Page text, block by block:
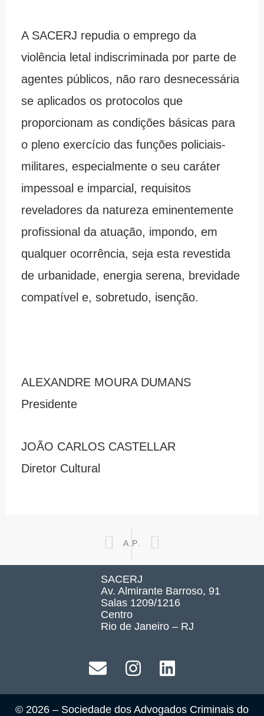
A SACERJ repudia o emprego da
violência letal indiscriminada por parte de
agentes públicos, não raro desnecessária
se aplicados os protocolos que
proporcionam as condições básicas para
o pleno exercício das funções policiais-
militares, especialmente o seu caráter
impessoal e imparcial, requisitos
reveladores da natureza eminentemente
profissional da atuação, impondo, em
qualquer ocorrência, seja esta revestida
de urbanidade, energia serena, brevidade
compatível e, sobretudo, isenção.
ALEXANDRE MOURA DUMANS
Presidente
JOÃO CARLOS CASTELLAR
Diretor Cultural
Prev
ANTERIOR
SACERJ
Av. Almirante Barroso, 91
Salas 1209/1216
Centro
Rio de Janeiro – RJ
© 2026 – Sociedade dos Advogados Criminais do